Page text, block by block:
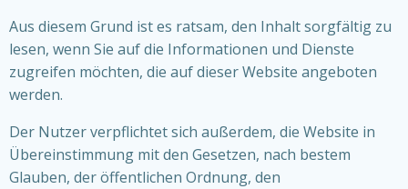
Aus diesem Grund ist es ratsam, den Inhalt sorgfältig zu
lesen, wenn Sie auf die Informationen und Dienste
zugreifen möchten, die auf dieser Website angeboten
werden.
Der Nutzer verpflichtet sich außerdem, die Website in
Übereinstimmung mit den Gesetzen, nach bestem
Glauben, der öffentlichen Ordnung, den